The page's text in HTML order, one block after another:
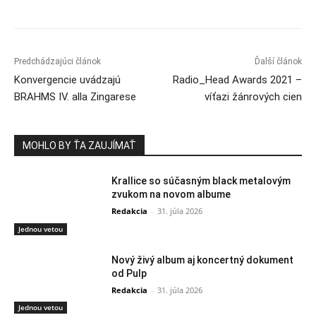
Predchádzajúci článok
Konvergencie uvádzajú
BRAHMS IV. alla Zingarese
Ďalší článok
Radio_Head Awards 2021 –
víťazi žánrových cien
MOHLO BY ŤA ZAUJÍMAŤ
Jednou vetou
Krallice so súčasným black metalovým
zvukom na novom albume
Redakcia - 31. júla 2026
Jednou vetou
Nový živý album aj koncertný dokument
od Pulp
Redakcia - 31. júla 2026